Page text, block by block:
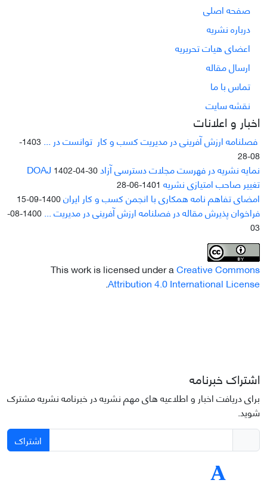
صفحه اصلی
درباره نشریه
اعضای هیات تحریریه
ارسال مقاله
تماس با ما
نقشه سایت
اخبار و اعلانات
فصلنامه ارزش آفرینی در مدیریت کسب و کار توانست در ...
1403-
08-28
نمایه نشریه در فهرست مجلات دسترسی آزاد DOAJ1402-04-30
تغییر صاحب امتیازی نشریه 1401-06-28
امضای تفاهم نامه همکاری با انجمن کسب و کار ایران1400-09-15
فراخوان پذیرش مقاله در فصلنامه ارزش آفرینی در مدیریت ...
1400-08-
03
This work is licensed under aCreative Commons
Attribution 4.0 International License
.
اشتراک خبرنامه
برای دریافت اخبار و اطلاعیه های مهم نشریه در خبرنامه نشریه مشترک
شوید.
اشتراک